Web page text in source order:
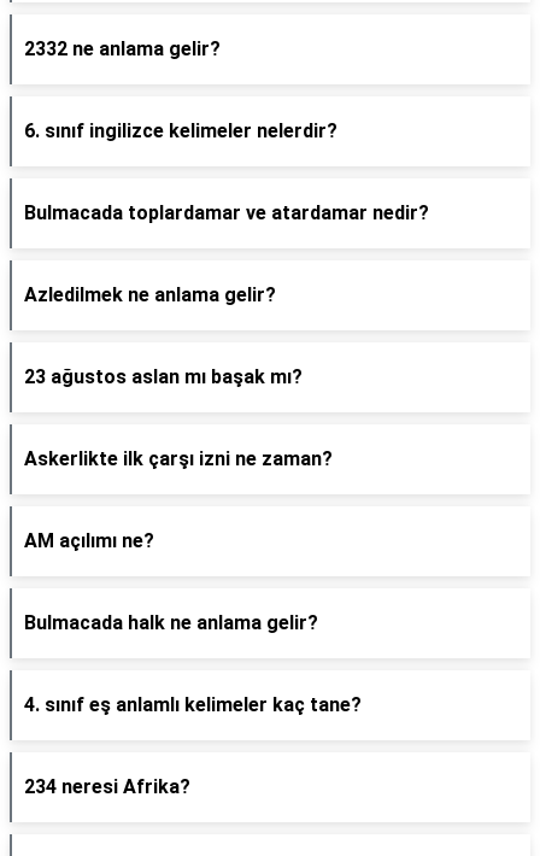
2332 ne anlama gelir?
6. sınıf ingilizce kelimeler nelerdir?
Bulmacada toplardamar ve atardamar nedir?
Azledilmek ne anlama gelir?
23 ağustos aslan mı başak mı?
Askerlikte ilk çarşı izni ne zaman?
AM açılımı ne?
Bulmacada halk ne anlama gelir?
4. sınıf eş anlamlı kelimeler kaç tane?
234 neresi Afrika?